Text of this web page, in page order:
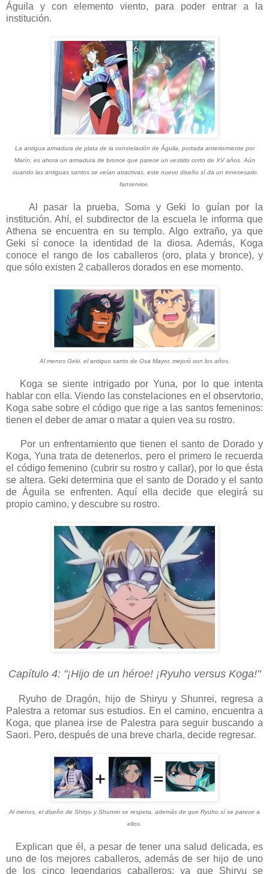
Águila y con elemento viento, para poder entrar a la
institución.
La antigua armadura de plata de la constelación de Águila, portada anteriormente por
Marín, es ahora un armadura de bronce que parece un vestido corto de XV años. Aún
cuando las antiguas santos se veían atractivas, este nuevo diseño sí da un innecesario
fanservice.
Al pasar la prueba, Soma y Geki lo guían por la
institución. Ahí, el subdirector de la escuela le informa que
Athena se encuentra en su templo. Algo extraño, ya que
Geki sí conoce la identidad de la diosa. Además, Koga
conoce el rango de los caballeros (oro, plata y bronce), y
que sólo existen 2 caballeros dorados en ese momento.
Al menos Geki, el antiguo santo de Osa Mayor, mejoró con los años.
Koga se siente intrigado por Yuna, por lo que intenta
hablar con ella. Viendo las constelaciones en el observtorio,
Koga sabe sobre el código que rige a las santos femeninos:
tienen el deber de amar o matar a quien vea su rostro.
Por un enfrentamiento que tienen el santo de Dorado y
Koga, Yuna trata de detenerlos, pero el primero le recuerda
el código femenino (cubrir su rostro y callar), por lo que ésta
se altera. Geki determina que el santo de Dorado y el santo
de Águila se enfrenten. Aquí ella decide que elegirá su
propio camino, y descubre su rostro.
Capítulo 4: "¡Hijo de un héroe! ¡Ryuho versus Koga!"
Ryuho de Dragón, hijo de Shiryu y Shunrei, regresa a
Palestra a retomar sus estudios. En el camino, encuentra a
Koga, que planea irse de Palestra para seguir buscando a
Saori. Pero, después de una breve charla, decide regresar.
Al menos, el diseño de Shiryu y Shunrei se respeta, además de que Ryuho sí se parece a
ellos.
Explican que él, a pesar de tener una salud delicada, es
uno de los mejores caballeros, además de ser hijo de uno
de los cinco legendarios caballeros; ya que Shiryu se